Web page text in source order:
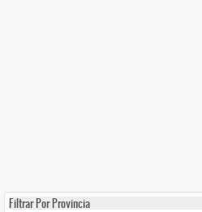
Filtrar Por Provincia